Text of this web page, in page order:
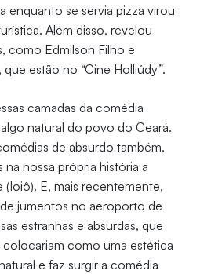
enquanto se servia pizza virou
Além disso, revelou
como Edmilson Filho e
estão no “Cine Holliúdy”.
camadas da comédia
natural do povo do Ceará.
de absurdo também,
nossa própria história a
E, mais recentemente,
jumentos no aeroporto de
estranhas e absurdas, que
como uma estética
e faz surgir a comédia